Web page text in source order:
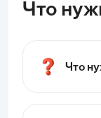
Что
Что